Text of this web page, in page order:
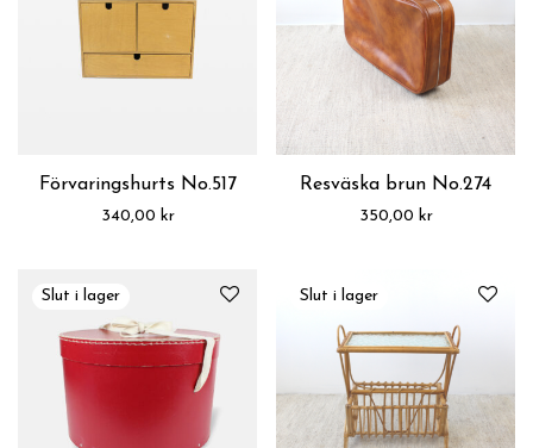
Förvaringshurts No.517
340,00 kr
Resväska brun No.274
350,00 kr